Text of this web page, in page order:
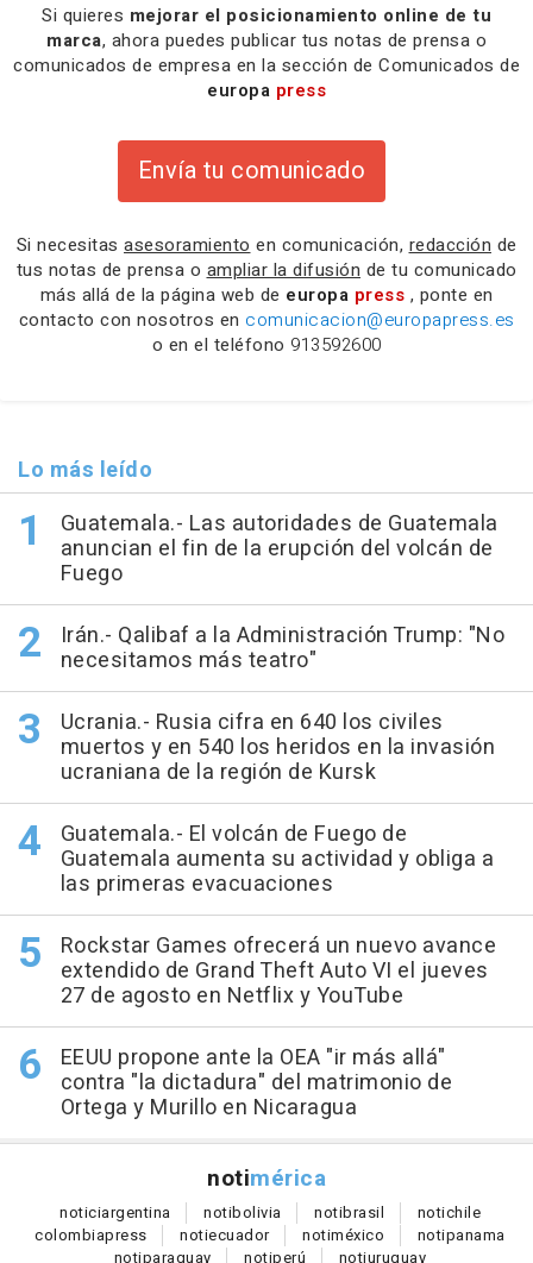
Si quieres mejorar el posicionamiento online de tu
marca, ahora puedes publicar tus notas de prensa o
comunicados de empresa en la sección de Comunicados de
europa press
Envía tu comunicado
Si necesitas asesoramiento en comunicación, redacción de
tus notas de prensa o ampliar la difusión de tu comunicado
más allá de la página web de europa press , ponte en
contacto con nosotros en comunicacion@europapress.es
o en el teléfono 913592600
Lo más leído
Guatemala.- Las autoridades de Guatemala
anuncian el fin de la erupción del volcán de
Fuego
Irán.- Qalibaf a la Administración Trump: "No
necesitamos más teatro"
Ucrania.- Rusia cifra en 640 los civiles
muertos y en 540 los heridos en la invasión
ucraniana de la región de Kursk
Guatemala.- El volcán de Fuego de
Guatemala aumenta su actividad y obliga a
las primeras evacuaciones
Rockstar Games ofrecerá un nuevo avance
extendido de Grand Theft Auto VI el jueves
27 de agosto en Netflix y YouTube
EEUU propone ante la OEA "ir más allá"
contra "la dictadura" del matrimonio de
Ortega y Murillo en Nicaragua
notimérica
noticiargentina notibolivia notibrasil notichile
colombiapress notiecuador notiméxico notipanama
notiparaguay notiperú notiuruguay